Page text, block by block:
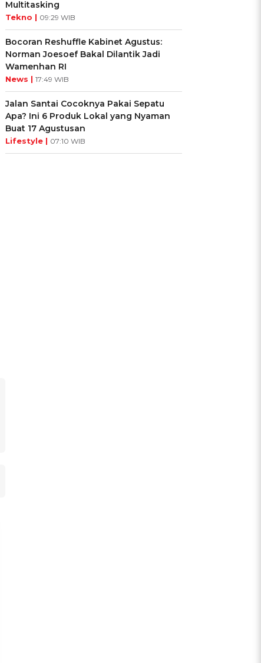
Multitasking
Tekno | 09:29 WIB
Bocoran Reshuffle Kabinet Agustus:
Norman Joesoef Bakal Dilantik Jadi
Wamenhan RI
News | 17:49 WIB
Jalan Santai Cocoknya Pakai Sepatu
Apa? Ini 6 Produk Lokal yang Nyaman
Buat 17 Agustusan
Lifestyle | 07:10 WIB